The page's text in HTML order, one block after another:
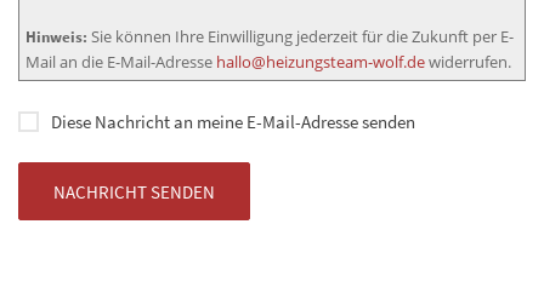
Hinweis: Sie können Ihre Einwilligung jederzeit für die Zukunft per E-
Mail an die E-Mail-Adresse hallo@heizungsteam-wolf.dewiderrufen.
Diese Nachricht an meine E-Mail-Adresse senden
NACHRICHT SENDEN